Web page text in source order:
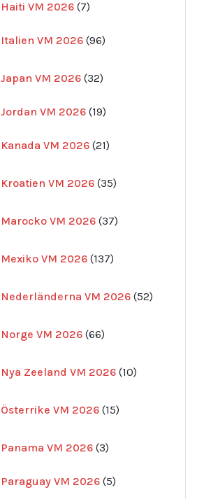
Haiti VM 2026 7
Italien VM 2026 96
produkter
Japan VM 2026 32
produkter
Jordan VM 2026 1919
Kanada VM 2026 21
produkter
Kroatien VM 2026 35
produkter
Marocko VM 2026 37
produkter
Mexiko VM 2026 137
produkter
Nederländerna VM 2026 52
Norge VM 2026 66
produkter
Nya Zeeland VM 2026 10
produkter
Österrike VM 2026 15
produkter
Panama VM 2026 3
produkter
Paraguay VM 2026 55